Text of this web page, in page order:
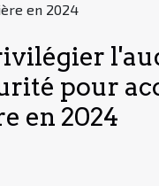
en 2024
pour
en 2024